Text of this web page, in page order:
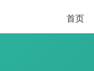
首页